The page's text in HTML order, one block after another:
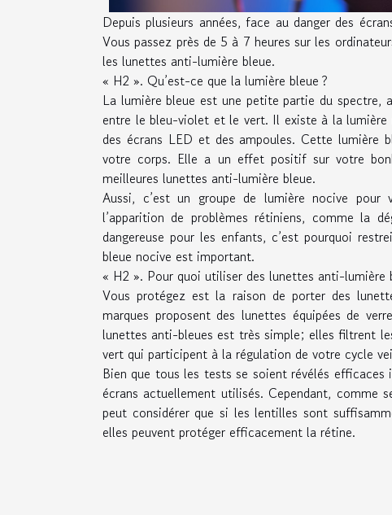
Depuis plusieurs années, face au danger des
Vous passez près de 5 à 7 heures sur les
les lunettes anti-lumière bleue.
« H2 ». Qu’est-ce que la lumière bleue ?
La lumière bleue est une petite partie du spectre,
entre le bleu-violet et le vert. Il existe à la
des écrans LED et des ampoules. Cette lumière
votre corps. Elle a un effet positif sur votre
meilleures lunettes anti-lumière bleue.
Aussi, c’est un groupe de lumière nocive
l’apparition de problèmes rétiniens, comme la
dangereuse pour les enfants, c’est pourquoi
bleue nocive est important.
« H2 ». Pour quoi utiliser des lunettes anti-lumière
Vous protégez est la raison de porter des
marques proposent des lunettes équipées de
lunettes anti-bleues est très simple; elles filtrent
vert qui participent à la régulation de votre cycle
Bien que tous les tests se soient révélés
écrans actuellement utilisés. Cependant, comme
peut considérer que si les lentilles sont
elles peuvent protéger efficacement la rétine.